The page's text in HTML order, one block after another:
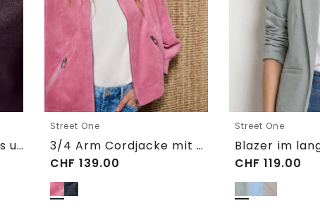
Cardigan mit Rundhals und Knöpfen
Street One
3/4 Arm Cordjacke mit Hemdkragen
CHF 139.00
Street One
CHF 119.00